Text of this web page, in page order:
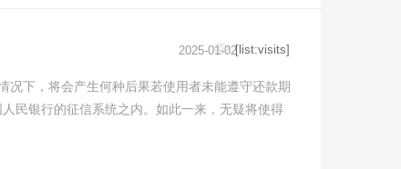
下，将会产生何种后果若使用者未能遵守还款期
民银行的征信系统之内。如此一来，无疑将使得
2025-01-02[list:visits]